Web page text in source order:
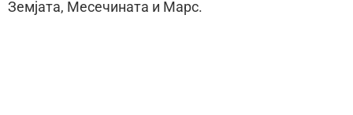
Земјата, Месечината и Марс.